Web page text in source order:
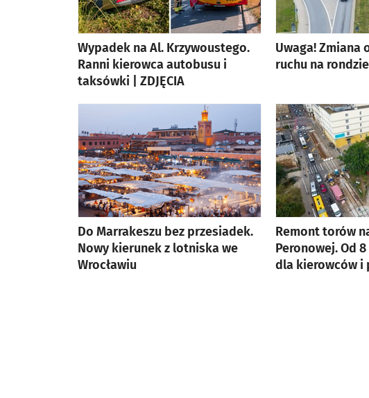
Wypadek na Al. Krzywoustego.
Ranni kierowca autobusu i
taksówki | ZDJĘCIA
Uwaga! Zmiana
ruchu na
Do Marrakeszu bez przesiadek.
Nowy kierunek z lotniska we
Wrocławiu
Remont torów
Peronowej. Od
dla kierowców i